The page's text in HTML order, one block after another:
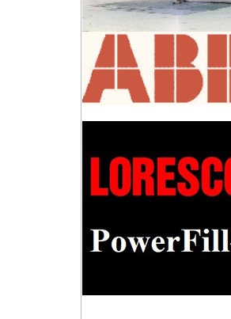
KẸP SIẾT CÁP HÌNH CHỮ U